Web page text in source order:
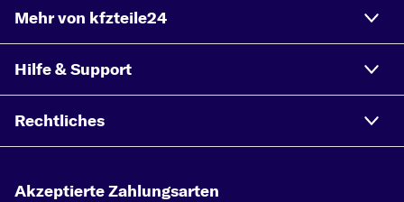
Mehr von kfzteile24
Hilfe & Support
Rechtliches
Akzeptierte Zahlungsarten